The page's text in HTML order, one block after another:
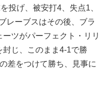
投げ、被安打4、失点1、
レーブスはその後、ブラ
ツがパーフェクト・リリ
じ、このまま4-1で勝
差をつけて勝ち、見事に